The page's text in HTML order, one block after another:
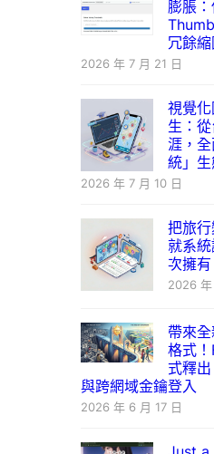
膨脹
冗餘縮
2026 年 7 月 21 日
視覺
生：
涯，
統」生
2026 年 7 月 10 日
把旅
就系
次擁有
2026
帶來
格式
式釋
與跨網域金鑰登入
2026 年 6 月 17 日